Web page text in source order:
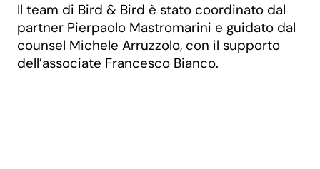
Il team di Bird & Bird è stato coordinato dal
partner Pierpaolo Mastromarini e guidato dal
counsel Michele Arruzzolo, con il supporto
dell’associate Francesco Bianco.